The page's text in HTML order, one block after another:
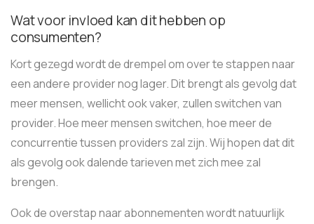
Wat voor invloed kan dit hebben op
consumenten?
Kort gezegd wordt de drempel om over te stappen naar
een andere provider nog lager. Dit brengt als gevolg dat
meer mensen, wellicht ook vaker, zullen switchen van
provider. Hoe meer mensen switchen, hoe meer de
concurrentie tussen providers zal zijn. Wij hopen dat dit
als gevolg ook dalende tarieven met zich mee zal
brengen.
Ook de overstap naar abonnementen wordt natuurlijk